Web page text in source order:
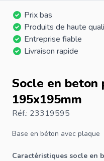
Prix bas
Produits de haute
Entreprise fiable
Livraison rapide
Socle en beton
195x195mm
Réf.: 23319595
Base en béton avec plaque
Caractéristiques socle en